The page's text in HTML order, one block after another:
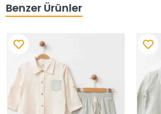
Benzer Ürünler